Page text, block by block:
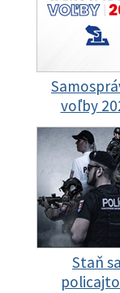
voľby
Staň sa